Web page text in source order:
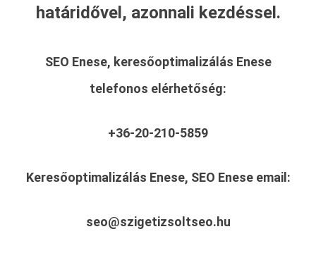
határidővel, azonnali kezdéssel.
SEO Enese, keresőoptimalizálás Enese
telefonos elérhetőség:
+36-20-210-5859
Keresőoptimalizálás Enese, SEO Enese email:
seo@szigetizsoltseo.hu